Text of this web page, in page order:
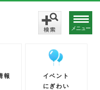
メニュー
報
イベント
にぎわい